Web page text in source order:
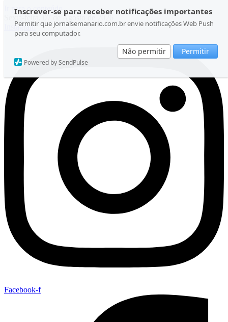
Inscrever-se para receber notificações importantes
Permitir que jornalsemanario.com.br envie notificações Web Push
para seu computador.
Não permitir Permitir
Powered by SendPulse
Ir para o conteúdo
Sexta-feira, 07 de Agosto de 2026
Instagram
Facebook-f